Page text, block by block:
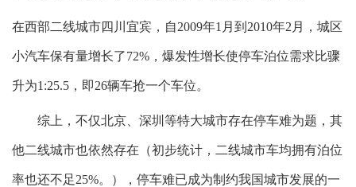
在西部二线城市四川宜宾，自2009年1月到2010年2月，城区
小汽车保有量增长了72%，爆发性增长使停车泊位需求比骤
升为1:25.5，即26辆车抢一个车位。
综上，不仅北京、深圳等特大城市存在停车难为题，其
他二线城市也依然存在（初步统计，二线城市车均拥有泊位
率也还不足25%。），停车难已成为制约我国城市发展的一